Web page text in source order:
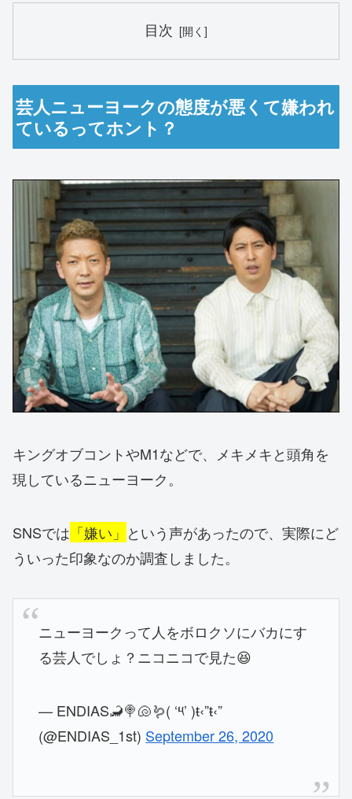
目次
芸人ニューヨークの態度が悪くて嫌われ
ているってホント？
キングオブコントやM1などで、メキメキと頭角を
現しているニューヨーク。
SNSでは 「嫌い」 という声があったので、実際にど
ういった印象なのか調査しました。
ニューヨークって人をボロクソにバカにす
る芸人でしょ？ニコニコで見た😆
— ENDIAS🦂🍭🐚🪱( ‘༥’ )ŧ‹”ŧ‹”
(@ENDIAS_1st) September 26, 2020